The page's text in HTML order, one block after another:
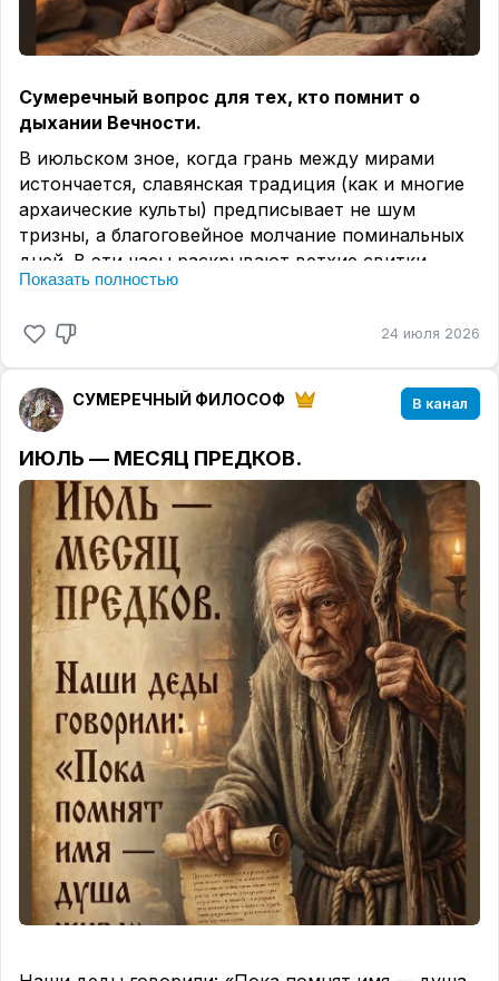
Сумеречный вопрос для тех, кто помнит о
дыхании Вечности.
В июльском зное, когда грань между мирами
истончается, славянская традиция (как и многие
архаические культы) предписывает не шум
тризны, а благоговейное молчание поминальных
дней. В эти часы раскрывают ветхие свитки
«Голубиной книги» — того небесного кодекса, где
Божественного Письма. Этот текст — не знание,
а откровение; его читают не умом, а замиранием
сердца.
Но промысел Божий звучит не только в наших
землях. В ведических сутрах «Ригведы» сокрыт
диалог, достойный свитков Мертвого моря:
Старец, чья плоть уже касалась предела,
вопрошает отрока: «Что первичнее — мысль, что
есть дитя мира, или дыхание, что есть дар
Божий?»
Отрок безмолвствует — ибо в безмолвии и есть
Истина. И старец изрекает: «Доколе ты дышишь
— мысль твоя лишь служанка Замысла. Когда
мысль угасает, как свеча пред ликом Серафима,
дыхание пребывает как нетварный свет. Стало
быть, жизнь — старше ума, ибо жизнь исходит от
Отца, а ум — лишь толкователь Его воли».
📜 Для нас, идущих в сумерках между Писанием и
экзистенцией, это значит:
— Мы впали в ересь рационализма: мы
обожествили мысли, забыв, что тело — храм, а
тишина — врата в этот храм, где Господь
Показать полностью
24 июля 2026
СУМЕРЕЧНЫЙ ФИЛОСОФ В канал
ИЮЛЬ — МЕСЯЦ ПРЕДКОВ.